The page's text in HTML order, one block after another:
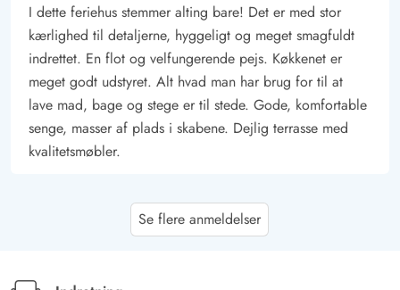
I dette feriehus stemmer alting bare! Det er med stor
kærlighed til detaljerne, hyggeligt og meget smagfuldt
indrettet. En flot og velfungerende pejs. Køkkenet er
meget godt udstyret. Alt hvad man har brug for til at
lave mad, bage og stege er til stede. Gode, komfortable
senge, masser af plads i skabene. Dejlig terrasse med
kvalitetsmøbler.
Se flere anmeldelser